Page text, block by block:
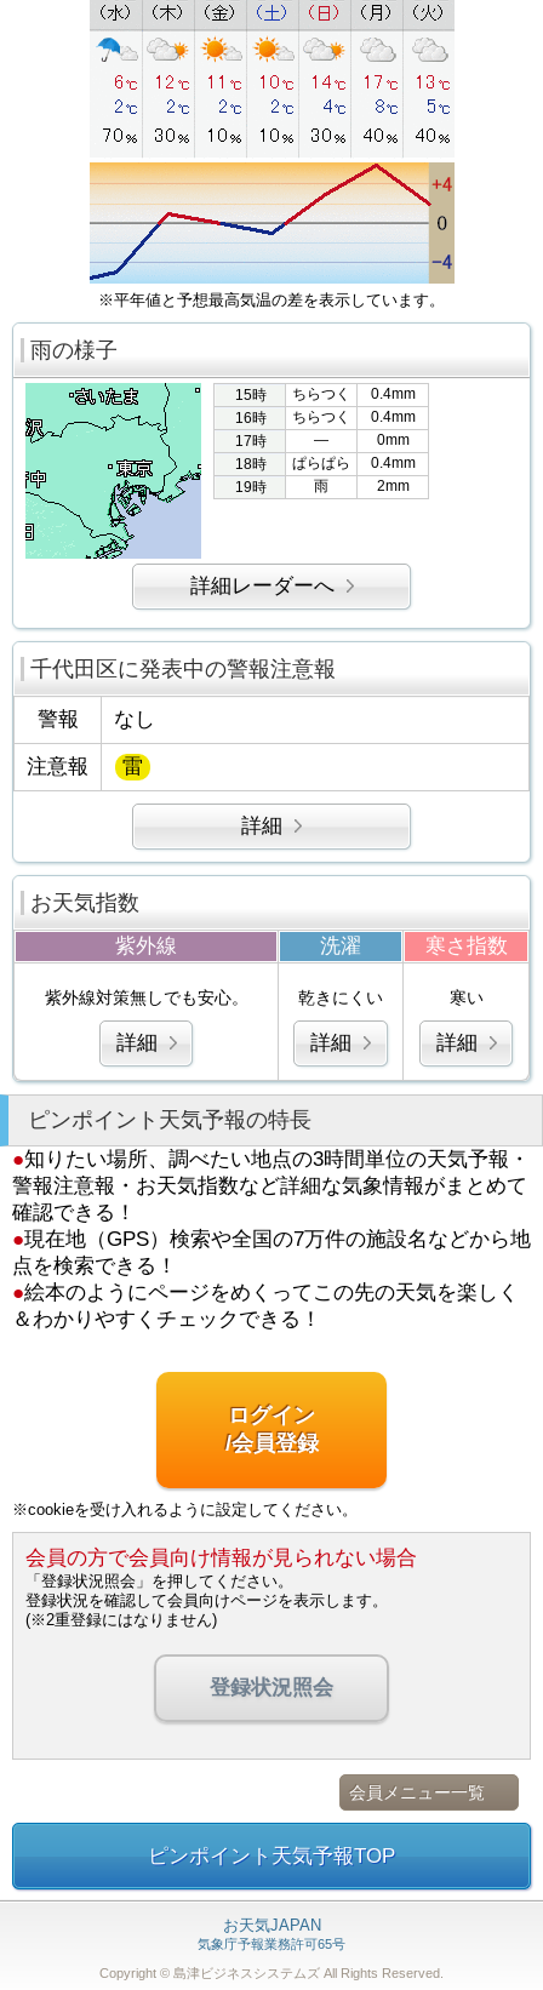
※平年値と予想最高気温の差を表示しています。
雨の様子
15時 ちらつく
0.4mm
16時
ちらつく
0.4mm
17時
―
0mm
18時
ぱらぱら
0.4mm
19時
雨 2mm
詳細レーダーへ
千代田区に発表中の警報注意報
警報 なし
注意報 雷
詳細
お天気指数
紫外線 洗濯 寒さ指数
紫外線対策無しでも安心。
詳細
乾きにくい
詳細
寒い
詳細
ピンポイント天気予報の特長
●知りたい場所、調べたい地点の3時間単位の天気予報・
警報注意報・お天気指数など詳細な気象情報がまとめて
確認できる！
●現在地（GPS）検索や全国の7万件の施設名などから地
点を検索できる！
●絵本のようにページをめくってこの先の天気を楽しく
＆わかりやすくチェックできる！
ログイン
/会員登録
※cookieを受け入れるように設定してください。
会員の方で会員向け情報が見られない場合
「登録状況照会」を押してください。
登録状況を確認して会員向けページを表示します。
(※2重登録にはなりません)
登録状況照会
会員メニュー一覧
ピンポイント天気予報TOP
お天気JAPAN
気象庁予報業務許可65号
Copyright © 島津ビジネスシステムズ All Rights Reserved.